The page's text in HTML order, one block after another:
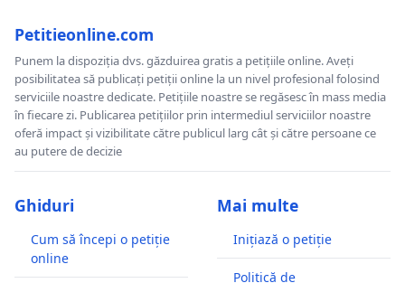
Petitieonline.com
Punem la dispoziția dvs. găzduirea gratis a petițiile online. Aveți
posibilitatea să publicați petiții online la un nivel profesional folosind
serviciile noastre dedicate. Petițiile noastre se regăsesc în mass media
în fiecare zi. Publicarea petițiilor prin intermediul serviciilor noastre
oferă impact și vizibilitate către publicul larg cât și către persoane ce
au putere de decizie
Ghiduri
Cum să începi o petiție
online
Mai multe
Inițiază o petiție
Politică de